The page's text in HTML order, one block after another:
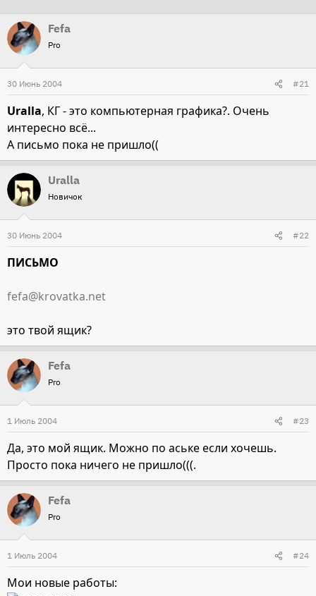
о
р
т
е
ы
а
н
а
ч
л
а
Fefa
Pro
30 Июнь 2004 #21
Uralla, КГ - это компьютерная графика?. Очень
интересно всё...
А письмо пока не пришло((
Uralla
Новичок
30 Июнь 2004 #22
ПИСЬМО
fefa@krovatka.net
это твой ящик?
Fefa
Pro
1 Июль 2004 #23
Да, это мой ящик. Можно по аське если хочешь.
Просто пока ничего не пришло(((.
Fefa
Pro
1 Июль 2004 #24
Мои новые работы: